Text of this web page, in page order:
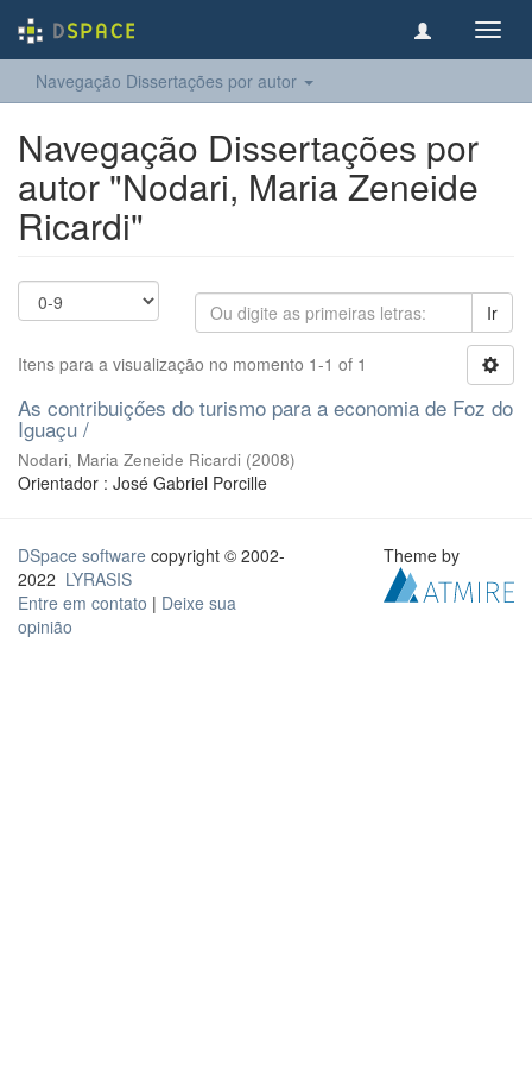
Navegação Dissertações por autor
Navegação Dissertações por
autor "Nodari, Maria Zeneide
Ricardi"
Ir
Itens para a visualização no momento 1-1 of 1
As contribuiçőes do turismo para a economia de Foz do
Iguaçu /
Nodari, Maria Zeneide Ricardi (2008)
Orientador : José Gabriel Porcille
DSpace software copyright © 2002-
2022 LYRASIS
Entre em contato | Deixe sua
opinião
Theme by